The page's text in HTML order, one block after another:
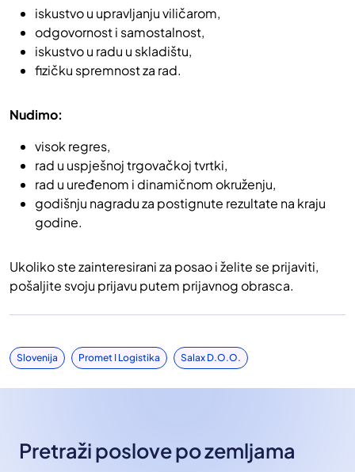
iskustvo u upravljanju viličarom,
odgovornost i samostalnost,
iskustvo u radu u skladištu,
fizičku spremnost za rad.
Nudimo:
visok regres,
rad u uspješnoj trgovačkoj tvrtki,
rad u uređenom i dinamičnom okruženju,
godišnju nagradu za postignute rezultate na kraju
godine.
Ukoliko ste zainteresirani za posao i želite se prijaviti,
pošaljite svoju prijavu putem prijavnog obrasca.
Slovenija Promet I Logistika Salax D.o.o.
Pretraži poslove po zemljama